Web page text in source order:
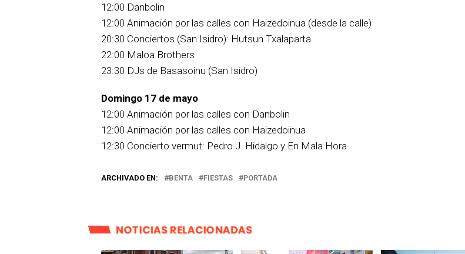
12:00 Danbolin
12:00 Animación por las calles con Haizedoinua (desde la calle)
20:30 Conciertos (San Isidro): Hutsun Txalaparta
22:00 Maloa Brothers
23:30 DJs de Basasoinu (San Isidro)
Domingo 17 de mayo
12:00 Animación por las calles con Danbolin
12:00 Animación por las calles con Haizedoinua
12:30 Concierto vermut: Pedro J. Hidalgo y En Mala Hora
ARCHIVADO EN: BENTA FIESTAS PORTADA
NOTICIAS RELACIONADAS